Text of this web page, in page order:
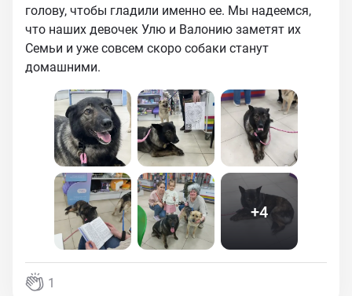
голову, чтобы гладили именно ее. Мы надеемся,
что наших девочек Улю и Валонию заметят их
Семьи и уже совсем скоро собаки станут
домашними.
+4
1